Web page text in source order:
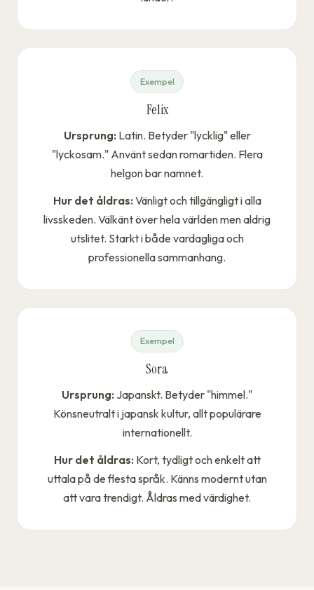
Exempel
Felix
Ursprung: Latin. Betyder "lycklig" eller
"lyckosam." Använt sedan romartiden. Flera
helgon bar namnet.
Hur det åldras: Vänligt och tillgängligt i alla
livsskeden. Välkänt över hela världen men aldrig
utslitet. Starkt i både vardagliga och
professionella sammanhang.
Exempel
Sora
Ursprung: Japanskt. Betyder "himmel."
Könsneutralt i japansk kultur, allt populärare
internationellt.
Hur det åldras: Kort, tydligt och enkelt att
uttala på de flesta språk. Känns modernt utan
att vara trendigt. Åldras med värdighet.